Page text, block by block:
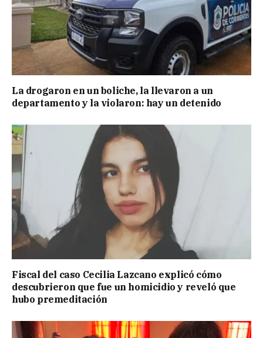
La drogaron en un boliche, la llevaron a un
departamento y la violaron: hay un detenido
Fiscal del caso Cecilia Lazcano explicó cómo
descubrieron que fue un homicidio y reveló que
hubo premeditación